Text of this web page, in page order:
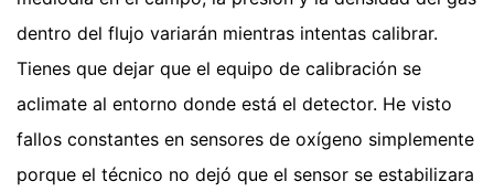
dentro del flujo variarán mientras intentas calibrar.
Tienes que dejar que el equipo de calibración se
aclimate al entorno donde está el detector. He visto
fallos constantes en sensores de oxígeno simplemente
porque el técnico no dejó que el sensor se estabilizara